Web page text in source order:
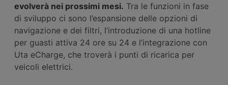
evolverà nei prossimi mesi. Tra le funzioni in fase
di sviluppo ci sono l’espansione delle opzioni di
navigazione e dei filtri, l’introduzione di una hotline
per guasti attiva 24 ore su 24 e l’integrazione con
Uta eCharge, che troverà i punti di ricarica per
veicoli elettrici.